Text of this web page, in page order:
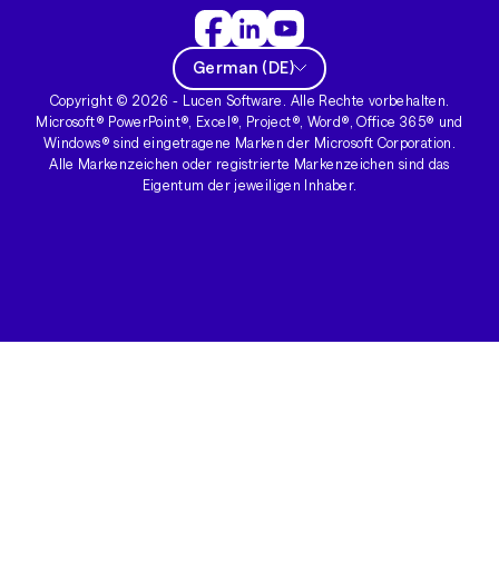
German (DE)
Copyright ©2026 - Lucen Software. Alle Rechte vorbehalten.
Microsoft® PowerPoint®, Excel®, Project®, Word®, Office 365® und
Windows® sind eingetragene Marken der Microsoft Corporation.
Alle Markenzeichen oder registrierte Markenzeichen sind das
Eigentum der jeweiligen Inhaber.